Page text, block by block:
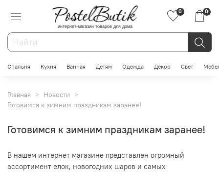
интернет-магазин товаров для дома
0 0
Спальня Кухня Ванная Детям Одежда Декор Свет
Главная
Новости
Готовимся к зимним праздникам заранее!
Готовимся к зимним праздникам заранее!
В нашем интернет магазине представлен огромный
ассортимент елок, новогодних шаров и самых